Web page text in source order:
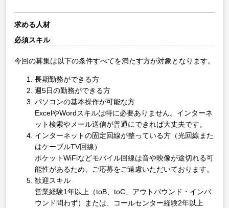
求める人材
必須スキル
今回の募集は以下の条件すべてを満たす方が対象となります。
長期勤務ができる方
週5日の勤務ができる方
パソコンの基本操作が可能な方
ExcelやWordスキルは特に必要ありません。インターネ
ット検索やメール送信が普通にできれば大丈夫です。
インターネットの固定回線が整っている方（光回線また
はケーブルTV回線）
ポケットWiFiなどモバイル回線は音や映像が途切れる可
能性があるため、ご応募をご遠慮いただいております。
歓迎スキル
営業経験1年以上（toB、toC、アウトバウンド・インバ
ウンド問わず）または、コールセンター経験2年以上